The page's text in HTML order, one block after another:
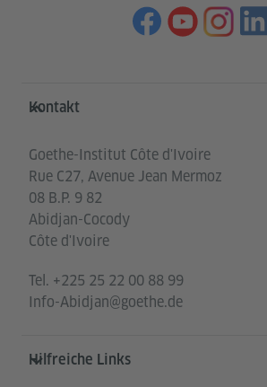
Service- und
Kontakt
Goethe-Institut Côte d'Ivoire
Rue C27, Avenue Jean Mermoz
08 B.P. 9 82
Abidjan-Cocody
Côte d'Ivoire
Tel. +225 25 22 00 88 99
Info-Abidjan@goethe.de
Hilfreiche Links